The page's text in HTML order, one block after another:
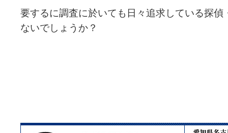
要するに調査に於いても日々追求している探
ないでしょうか？